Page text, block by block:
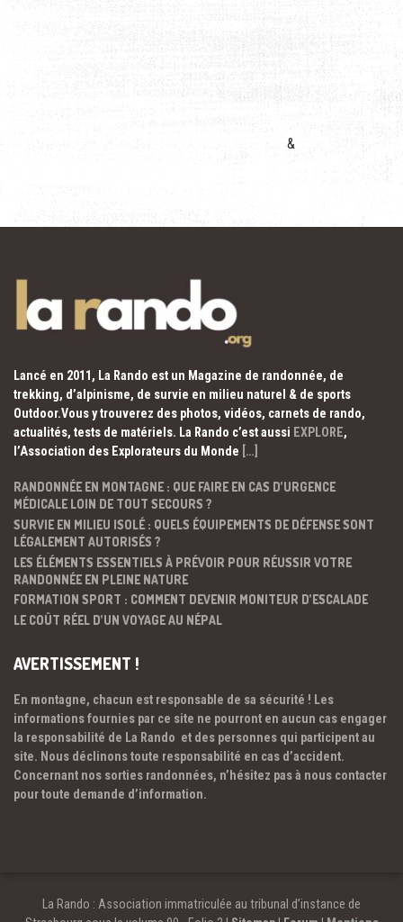
&
Lancé en 2011, La Rando est un Magazine de randonnée, de
trekking, d’alpinisme, de survie en milieu naturel & de sports
Outdoor.Vous y trouverez des photos, vidéos, carnets de rando,
actualités, tests de matériels. La Rando c’est aussi EXPLORE,
l’Association des Explorateurs du Monde […]
RANDONNÉE EN MONTAGNE : QUE FAIRE EN CAS D’URGENCE
MÉDICALE LOIN DE TOUT SECOURS ?
SURVIE EN MILIEU ISOLÉ : QUELS ÉQUIPEMENTS DE DÉFENSE SONT
LÉGALEMENT AUTORISÉS ?
LES ÉLÉMENTS ESSENTIELS À PRÉVOIR POUR RÉUSSIR VOTRE
RANDONNÉE EN PLEINE NATURE
FORMATION SPORT : COMMENT DEVENIR MONITEUR D’ESCALADE
LE COÛT RÉEL D’UN VOYAGE AU NÉPAL
AVERTISSEMENT !
En montagne, chacun est responsable de sa sécurité ! Les
informations fournies par ce site ne pourront en aucun cas engager
la responsabilité de La Rando et des personnes qui participent au
site. Nous déclinons toute responsabilité en cas d’accident.
Concernant nos sorties randonnées, n’hésitez pas à nous contacter
pour toute demande d’information.
La Rando : Association immatriculée au tribunal d’instance de